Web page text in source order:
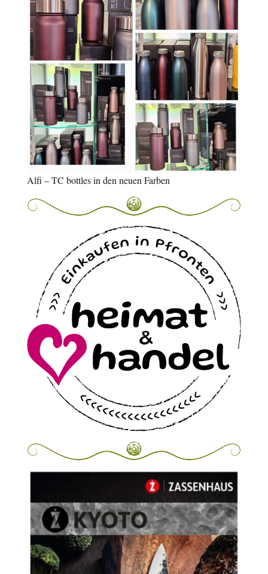
Alfi – TC bottles in den neuen Farben